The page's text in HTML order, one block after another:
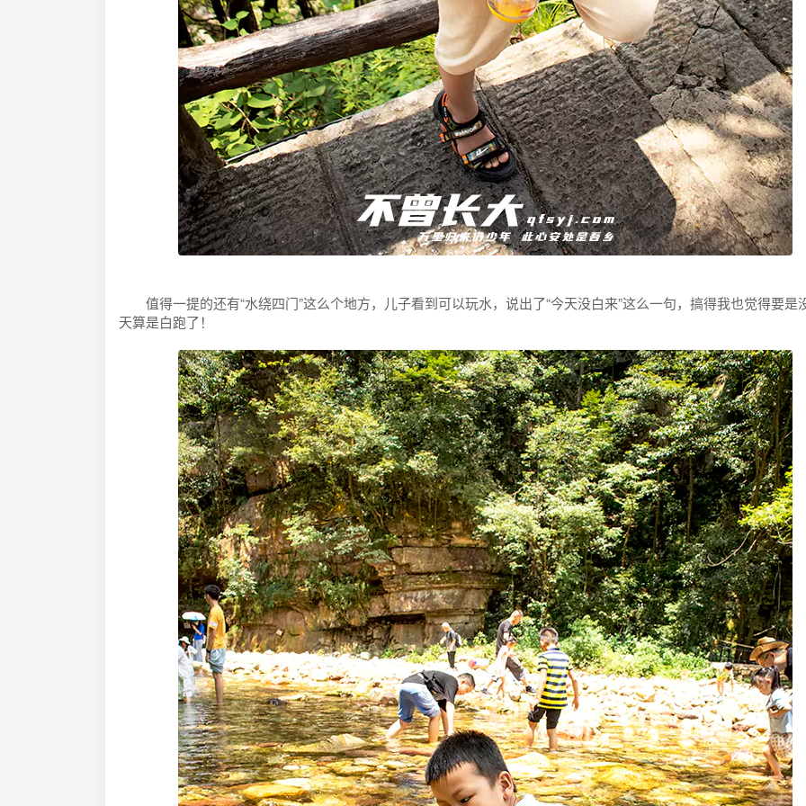
值得一提的还有“水绕四门”这么个地方，儿子看到可以玩水，说出了“今天没白来”这么一句，搞得我也觉得要是
天算是白跑了！